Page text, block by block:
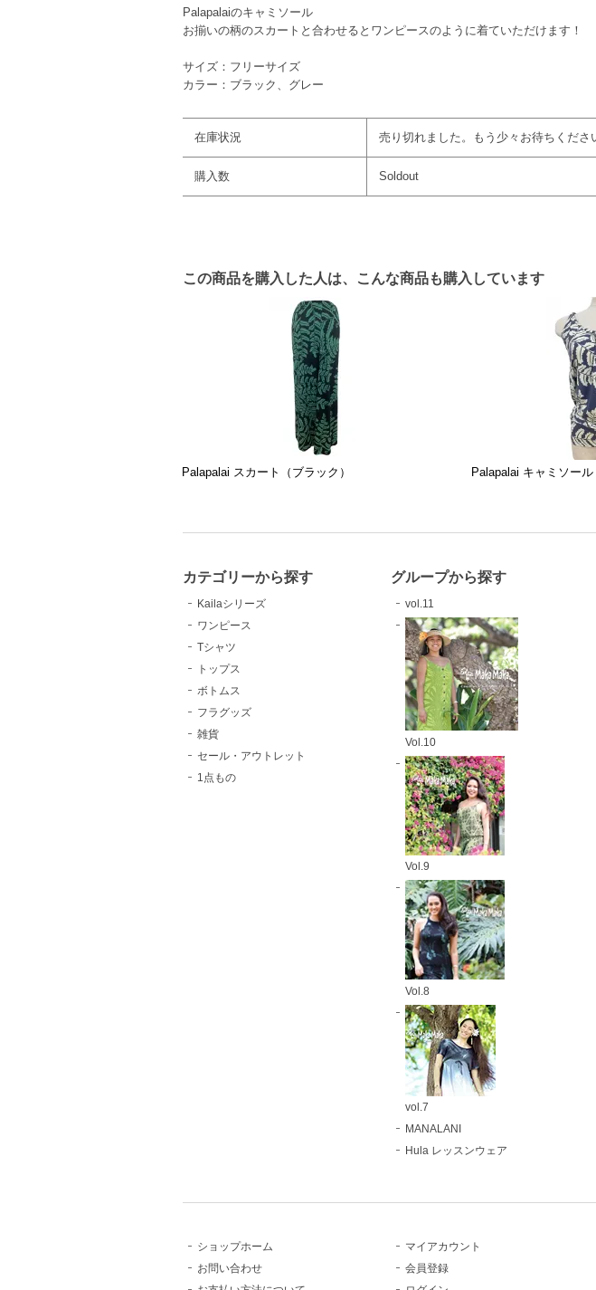
Palapalaiのキャミソール
お揃いの柄のスカートと合わせるとワンピースのように着ていただけます！
サイズ：フリーサイズ
カラー：ブラック、グレー
在庫状況 売り切れました。もう少々お待ちくださ
購入数 Soldout
この商品を購入した人は、こんな商品も購入しています
Palapalai スカート（ブラック） Palapalai キャミソール
カテゴリーから探す
Kailaシリーズ
ワンピース
Tシャツ
トップス
ボトムス
フラグッズ
雑貨
セール・アウトレット
1点もの
グループから探す
vol.11
Vol.10
Vol.9
Vol.8
vol.7
MANALANI
Hula レッスンウェア
ショップホーム
お問い合わせ
マイアカウント
会員登録